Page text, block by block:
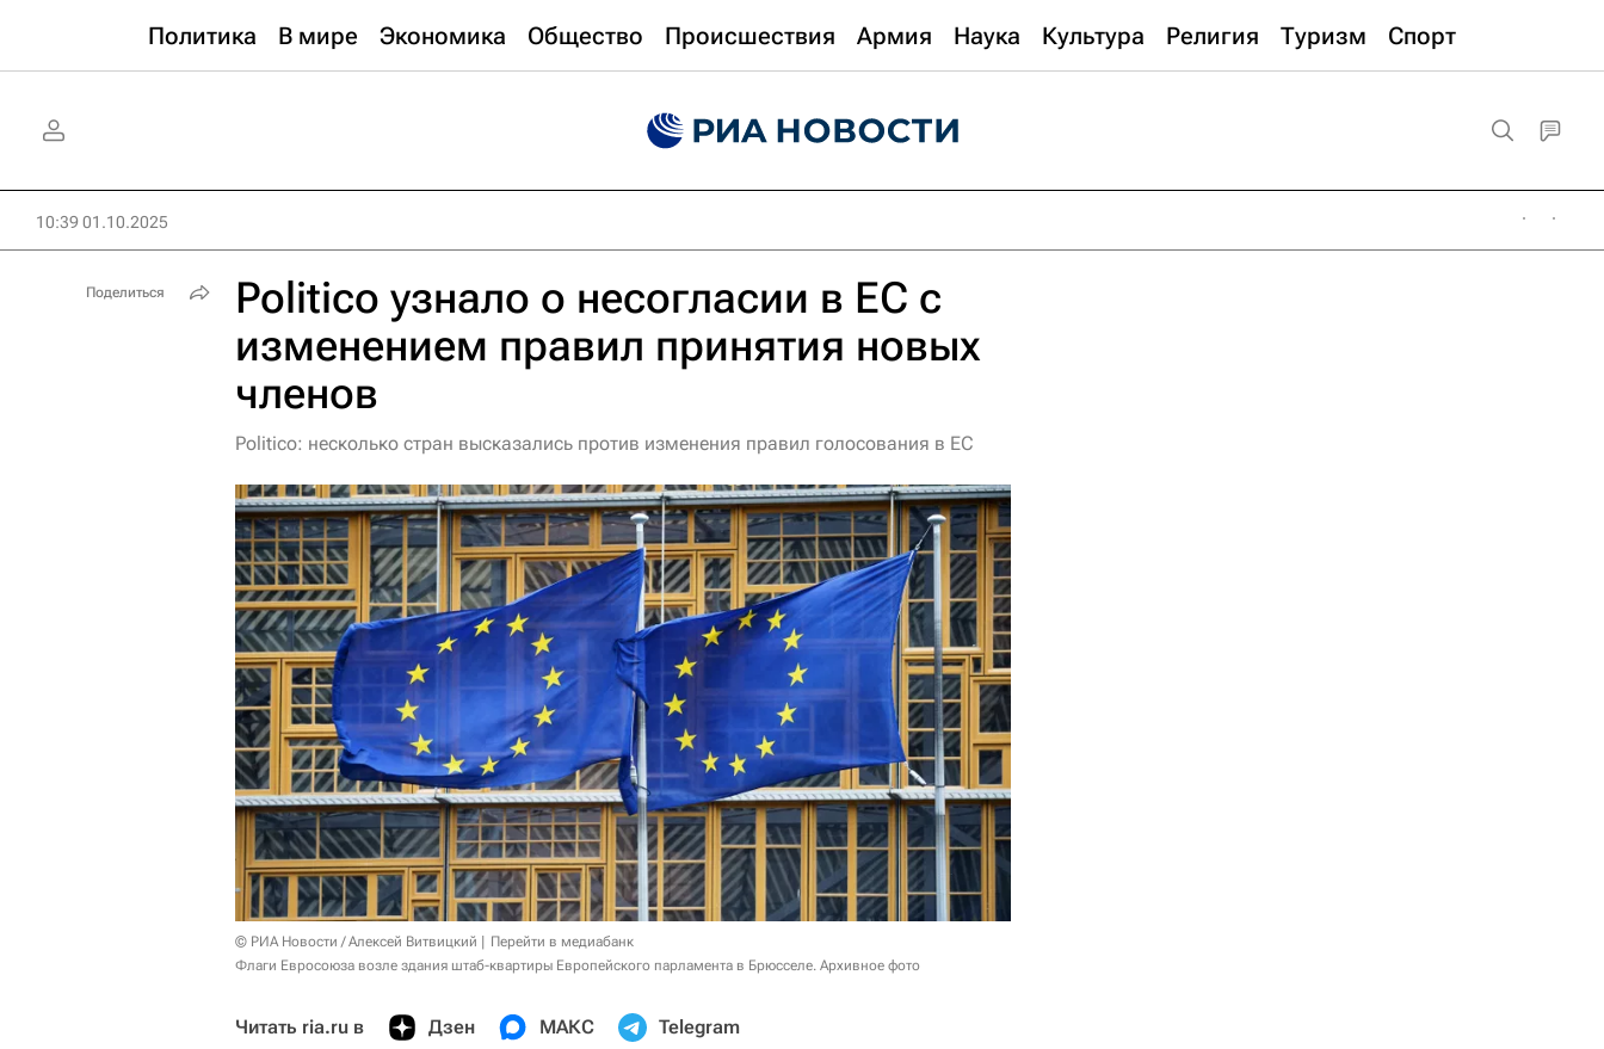
Политика В мире Экономика Общество Происшествия Армия Наука Культура Религия Туризм Спорт
10:39 01.10.2025
Politico узнало о несогласии в ЕС с
изменением правил принятия новых
членов
Politico: несколько стран высказались против изменения правил голосования в ЕС
© РИА Новости / Алексей Витвицкий
Перейти в медиабанк
Флаги Евросоюза возле здания штаб-квартиры Европейского парламента в Брюсселе. Архивное фото
Читать ria.ru в Дзен МАКС Telegram
Поделиться